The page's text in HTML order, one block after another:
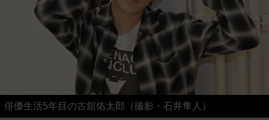
俳優生活5年目の古舘佑太郎（撮影・石井隼人）